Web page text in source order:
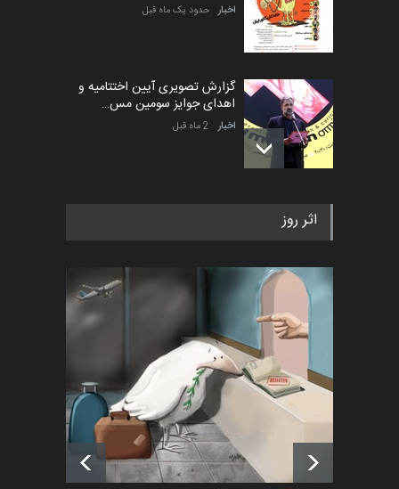
اخبار حدود یک ماه قبل
گزارش تصویری آیین اختتامیه و
اهدای جوایز سومین مس…
اخبار 2 ماه قبل
به یاد اردوغان باشول (۱۹۳۶–
اخبار 2 ماه قبل
رویداد کارگاهی کارتون و پوستر
«ایران سربلند» به ا…
اخبار 6 ماه قبل
فراخوان رویداد کارگاهی کارتون و
پوستر "ایران سربل…
اخبار 6 ماه قبل
اثر روز